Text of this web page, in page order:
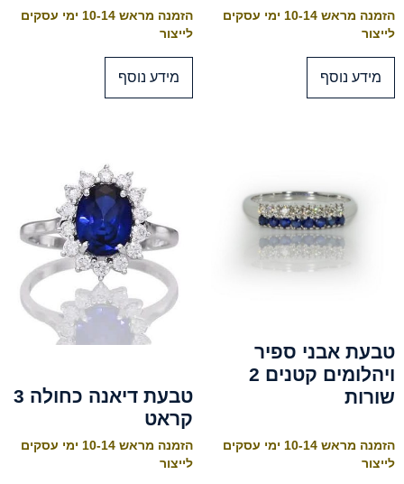
הזמנה מראש 10-14 ימי עסקים
לייצור
מידע נוסף
הזמנה מראש 10-14 ימי עסקים
לייצור
מידע נוסף
טבעת אבני ספיר
ויהלומים קטנים 2
שורות
הזמנה מראש 10-14 ימי עסקים
לייצור
טבעת דיאנה כחולה 3
קראט
הזמנה מראש 10-14 ימי עסקים
לייצור